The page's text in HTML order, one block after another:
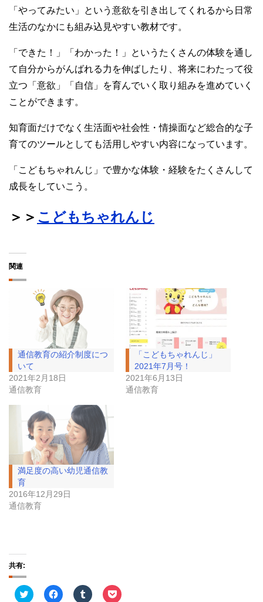
「やってみたい」という意欲を引き出してくれるから日常
生活のなかにも組み込見やすい教材です。
「できた！」「わかった！」というたくさんの体験を通し
て自分からがんばれる力を伸ばしたり、将来にわたって役
立つ「意欲」「自信」を育んでいく取り組みを進めていく
ことができます。
知育面だけでなく生活面や社会性・情操面など総合的な子
育てのツールとしても活用しやすい内容になっています。
「こどもちゃれんじ」で豊かな体験・経験をたくさんして
成長をしていこう。
＞＞ こどもちゃれんじ
関連
通信教育の紹介制度につ
いて
2021年2月18日
通信教育
「こどもちゃれんじ」
2021年7月号！
2021年6月13日
通信教育
満足度の高い幼児通信教
育
2016年12月29日
通信教育
共有:
ク F ク ク